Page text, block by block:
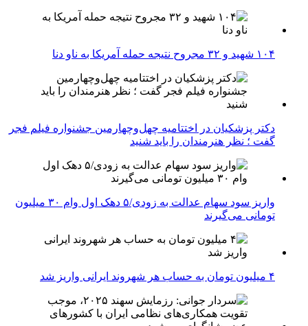
۱۰۴ شهید و ۳۲ مجروح نتیجه حمله آمریکا به ناو دنا
دکتر پزشکیان در اختتامیه چهل‌وچهارمین جشنواره فیلم فجر
گفت ؛ نظر هنرمندان را باید شنید
واریز سود سهام عدالت به زودی/۵ دهک اول وام ۳۰ میلیون
تومانی می‌گیرند
۴ میلیون تومان به حساب هر شهروند ایرانی واریز شد